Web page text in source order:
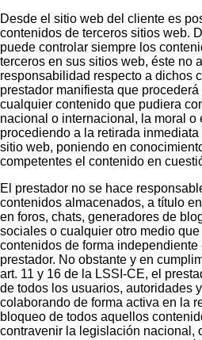
Desde el sitio web del cliente es
contenidos de terceros sitios web.
puede controlar siempre los
terceros en sus sitios web, éste no
responsabilidad respecto a dichos
prestador manifiesta que
cualquier contenido que pudiera
nacional o internacional, la moral o
procediendo a la retirada
sitio web, poniendo en
competentes el contenido en
El prestador no se hace
contenidos almacenados, a título
en foros, chats, generadores de
sociales o cualquier otro medio
contenidos de forma independiente
prestador. No obstante y en
art. 11 y 16 de la LSSI-CE, el
de todos los usuarios, autoridades
colaborando de forma activa en la
bloqueo de todos aquellos
contravenir la legislación nacional,